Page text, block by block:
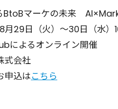
BtoBマーケの未来
29日（火）～30日（水）
によるオンライン開催
式会社
申込はこちら